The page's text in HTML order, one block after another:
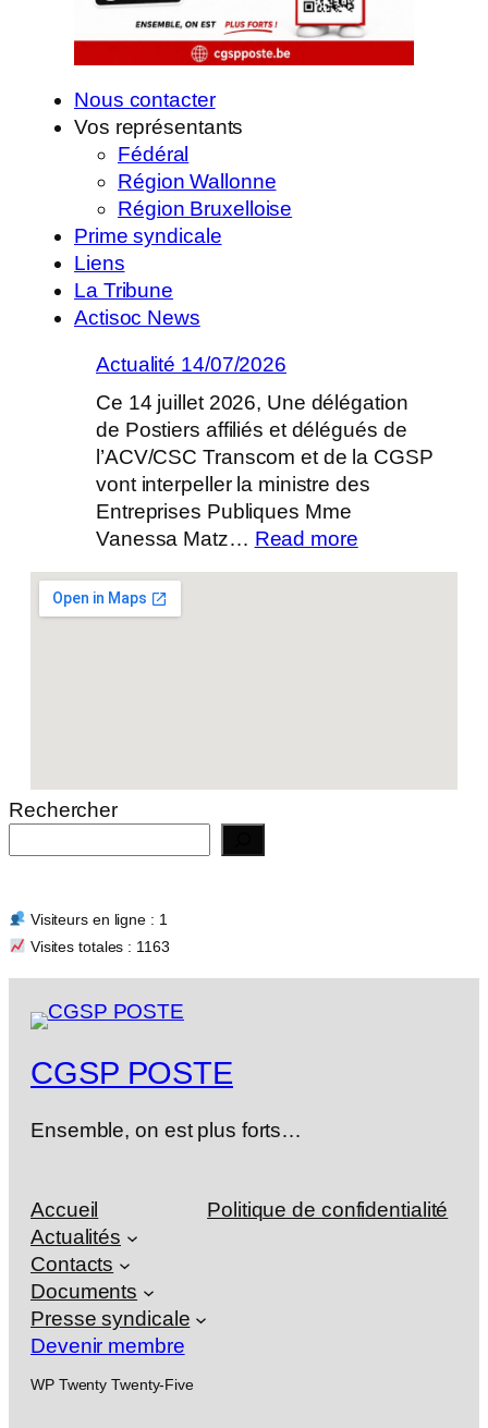
Nous contacter
Vos représentants
Fédéral
Région Wallonne
Région Bruxelloise
Prime syndicale
Liens
La Tribune
Actisoc News
Actualité 14/07/2026
Ce 14 juillet 2026, Une délégation
de Postiers affiliés et délégués de
l’ACV/CSC Transcom et de la CGSP
vont interpeller la ministre des
Entreprises Publiques Mme
Vanessa Matz… Read more:
Rechercher
Visiteurs en ligne : 1
Visites totales : 1163
CGSP POSTE
Ensemble, on est plus forts…
Accueil
Actualités
Contacts
Documents
Presse syndicale
Devenir membre
Politique de confidentialité
WP Twenty Twenty-Five